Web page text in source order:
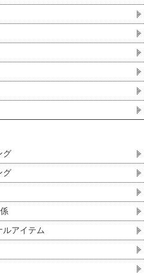
グ
グ
アイテム